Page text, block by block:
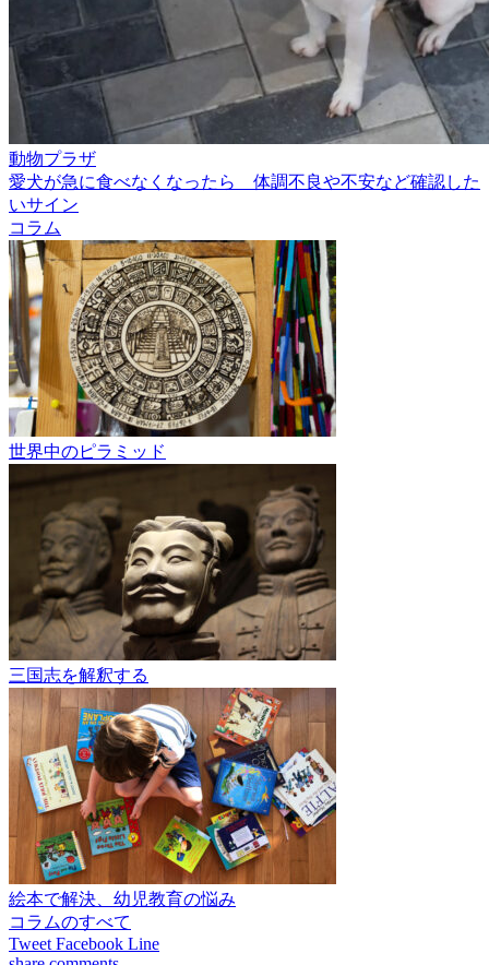
動物プラザ
愛犬が急に食べなくなったら 体調不良や不安など確認した
いサイン
コラム
世界中のピラミッド
三国志を解釈する
絵本で解決、幼児教育の悩み
コラムのすべて
Tweet Facebook Line